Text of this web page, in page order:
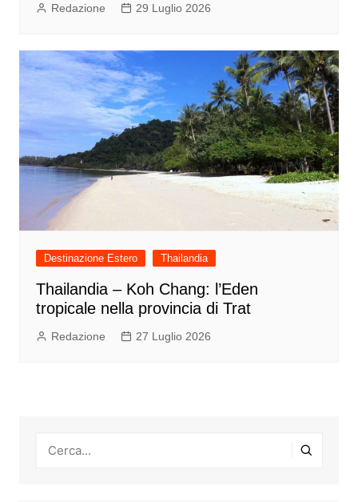
Redazione 29 Luglio 2026
Destinazione Estero Thailandia
Thailandia – Koh Chang: l’Eden
tropicale nella provincia di Trat
Redazione 27 Luglio 2026